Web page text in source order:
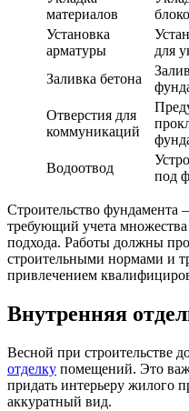
материалов
Установка
арматуры
для
Заливка бетона
Отверстия для
коммуникаций
Водоотвод
под
Строительство
требующий учета
подхода. Работы должны
строительными нормами и
привлечением
Внутренняя
Весной при строительстве
отделку помещений. Это
придать интерьеру жилого
аккуратный вид.